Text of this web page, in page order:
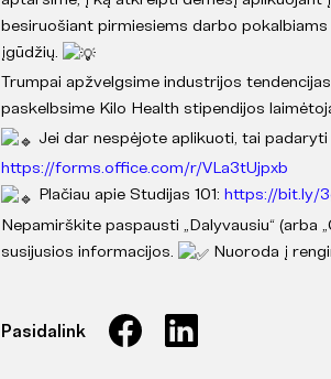
besiruošiant pirmiesiems darbo
įgūdžių.
Trumpai apžvelgsime industrijos
paskelbsime Kilo Health stipendijos
Jei dar nespėjote aplikuoti, tai padaryti
https://forms.office.com/r/VLa3tUjpxb
Plačiau apie Studijas 101: https://bit.ly/
Nepamirškite paspausti „Dalyvausiu“ (arba
susijusios informacijos.
Nuoroda į
Pasidalink